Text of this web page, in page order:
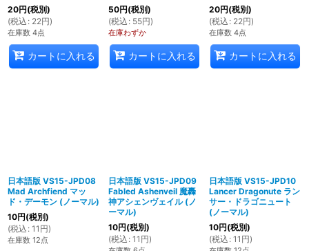
20円(税別)
(税込 : 22円)
在庫数 4点
カートに入れる
50円(税別)
(税込 : 55円)
在庫わずか
カートに入れる
20円(税別)
(税込 : 22円)
在庫数 4点
カートに入れる
日本語版 VS15-JPD08
Mad Archfiend マッ
ド・デーモン (ノーマル)
10円(税別)
(税込 : 11 円)
在庫数 12点
日本語版 VS15-JPD09
Fabled Ashenveil 魔轟
神アシェンヴェイル (ノ
ーマル)
10円(税別)
(税込 : 11 円)
日本語版 VS15-JPD10
Lancer Dragonute ラン
サー・ドラゴニュート
(ノーマル)
10円(税別)
(税込 : 11 円)